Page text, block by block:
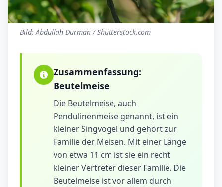
Bild: Abdullah Durman / Shutterstock.com
Zusammenfassung:
Beutelmeise
Die Beutelmeise, auch
Pendulinenmeise genannt, ist ein
kleiner Singvogel und gehört zur
Familie der Meisen. Mit einer Länge
von etwa 11 cm ist sie ein recht
kleiner Vertreter dieser Familie. Die
Beutelmeise ist vor allem durch